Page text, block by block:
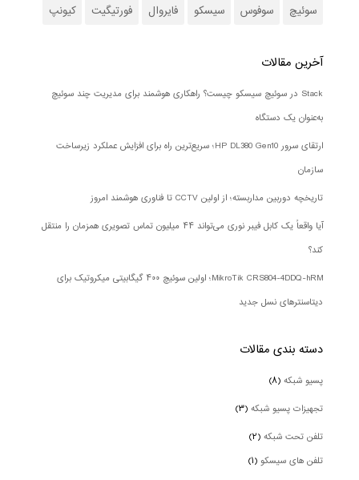
سوئیچ
سوفوس سیسکو فایروال فورتیگیت کیونپ
آخرین مقالات
Stack در سوئیچ سیسکو چیست؟ راهکاری هوشمند برای مدیریت چند سوئیچ
به‌عنوان یک دستگاه
ارتقای سرور HP DL380 Gen10؛ سریع‌ترین راه برای افزایش عملکرد زیرساخت
سازمان
تاریخچه دوربین مداربسته؛ از اولین CCTV تا فناوری هوشمند امروز
آیا واقعاً یک کابل فیبر نوری می‌تواند ۴۴ میلیون تماس تصویری همزمان را منتقل
کند؟
MikroTik CRS804-4DDQ-hRM؛ اولین سوئیچ ۴۰۰ گیگابیتی میکروتیک برای
دیتاسنترهای نسل جدید
دسته بندی‌ مقالات
پسیو شبکه(۸)
تجهیزات پسیو شبکه(۳)
تلفن تحت شبکه(۲)
تلفن های سیسکو(۱)